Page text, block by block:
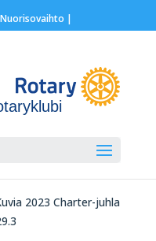
Nuorisovaihto |
2023 Charter-juhla